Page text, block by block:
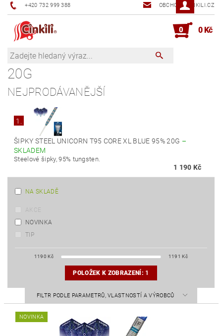
+420 732 999 388 OBCHOD@CINKILI.CZ
0 0 Kč
20G
NEJPRODÁVANĚJŠÍ
1.
ŠIPKY STEEL UNICORN T95 CORE XL BLUE 95% 20G –
SKLADEM
Steelové šipky, 95% tungsten.
1 190 Kč
NA SKLADĚ
AKCE
NOVINKA
TIP
1190 Kč 1191 Kč
POLOŽEK K ZOBRAZENÍ: 1
FILTR PODLE PARAMETRŮ, VLASTNOSTÍ A VÝROBCŮ
NOVINKA